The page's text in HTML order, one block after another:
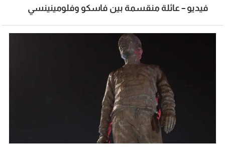
فيديو – عائلة منقسمة بين فاسكو وفلومينينسي